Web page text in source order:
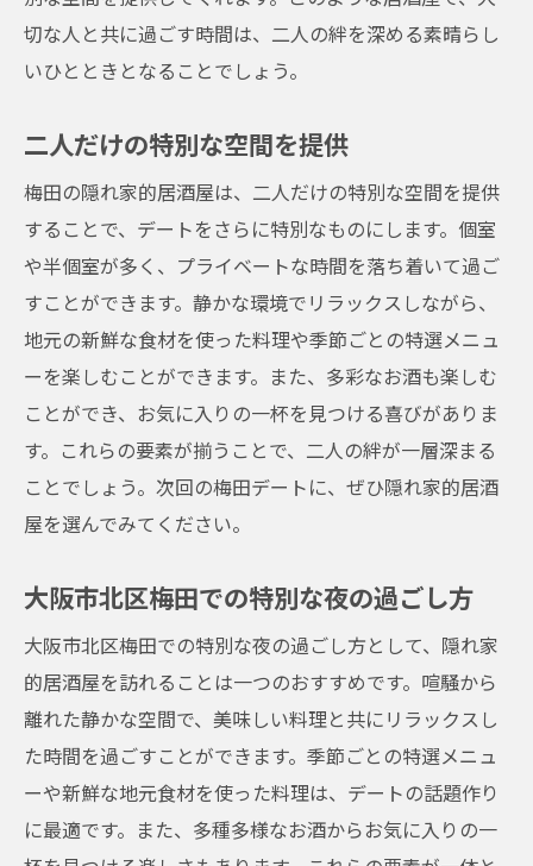
切な人と共に過ごす時間は、二人の絆を深める素晴らし
いひとときとなることでしょう。
二人だけの特別な空間を提供
梅田の隠れ家的居酒屋は、二人だけの特別な空間を提供
することで、デートをさらに特別なものにします。個室
や半個室が多く、プライベートな時間を落ち着いて過ご
すことができます。静かな環境でリラックスしながら、
地元の新鮮な食材を使った料理や季節ごとの特選メニュ
ーを楽しむことができます。また、多彩なお酒も楽しむ
ことができ、お気に入りの一杯を見つける喜びがありま
す。これらの要素が揃うことで、二人の絆が一層深まる
ことでしょう。次回の梅田デートに、ぜひ隠れ家的居酒
屋を選んでみてください。
大阪市北区梅田での特別な夜の過ごし方
大阪市北区梅田での特別な夜の過ごし方として、隠れ家
的居酒屋を訪れることは一つのおすすめです。喧騒から
離れた静かな空間で、美味しい料理と共にリラックスし
た時間を過ごすことができます。季節ごとの特選メニュ
ーや新鮮な地元食材を使った料理は、デートの話題作り
に最適です。また、多種多様なお酒からお気に入りの一